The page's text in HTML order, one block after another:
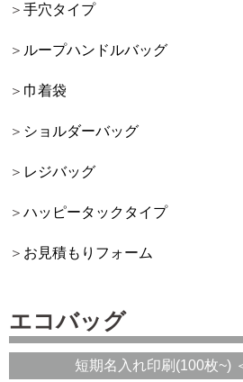
手穴タイプ
ループハンドルバッグ
巾着袋
ショルダーバッグ
レジバッグ
ハッピータックタイプ
お見積もりフォーム
エコバッグ
短期名入れ印刷(100枚~)